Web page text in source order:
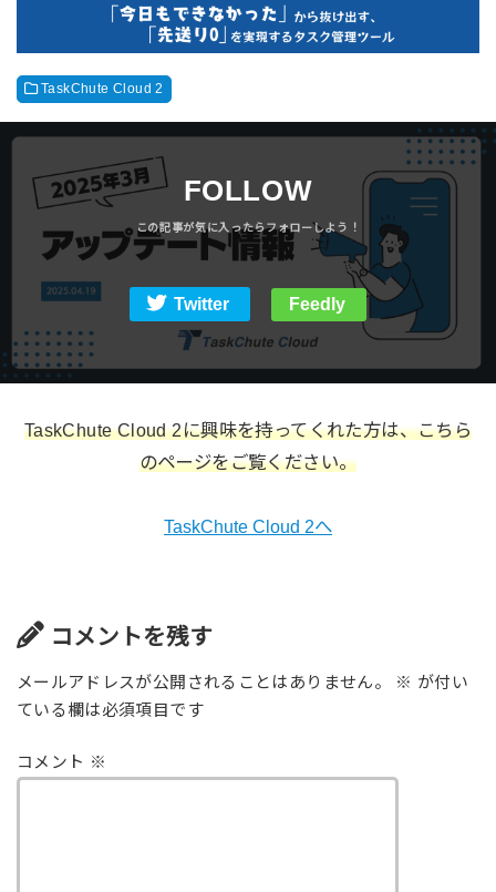
TaskChute Cloud 2
FOLLOW
Twitter Feedly
TaskChute Cloud 2に興味を持ってくれた方は、こちら
のページをご覧ください。
TaskChute Cloud 2へ
コメントを残す
メールアドレスが公開されることはありません。 ※ が付い
ている欄は必須項目です
コメント ※